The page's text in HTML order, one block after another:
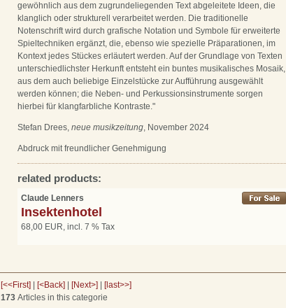
gewöhnlich aus dem zugrundeliegenden Text abgeleitete Ideen, die
klanglich oder strukturell verarbeitet werden. Die traditionelle
Notenschrift wird durch grafische Notation und Symbole für erweiterte
Spieltechniken ergänzt, die, ebenso wie spezielle Präparationen, im
Kontext jedes Stückes erläutert werden. Auf der Grundlage von Texten
unterschiedlichster Herkunft entsteht ein buntes musikalisches Mosaik,
aus dem auch beliebige Einzelstücke zur Aufführung ausgewählt
werden können; die Neben- und Perkussionsinstrumente sorgen
hierbei für klangfarbliche Kontraste."
Stefan Drees, neue musikzeitung, November 2024
Abdruck mit freundlicher Genehmigung
related products:
Claude Lenners
Insektenhotel
68,00 EUR, incl. 7 % Tax
[<<First] [<Back] [Next>]
[last>>]
173 Articles in this categorie